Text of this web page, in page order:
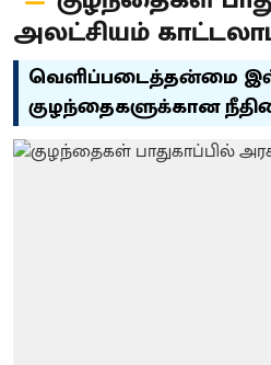
அலட்சியம்
வெளிப்படைத்தன்மை
குழந்தைகளுக்கான